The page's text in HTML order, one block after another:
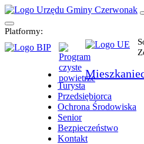
Platformy:
Turysta
Przedsiębiorca
Ochrona Środowiska
Senior
Bezpieczeństwo
Kontakt